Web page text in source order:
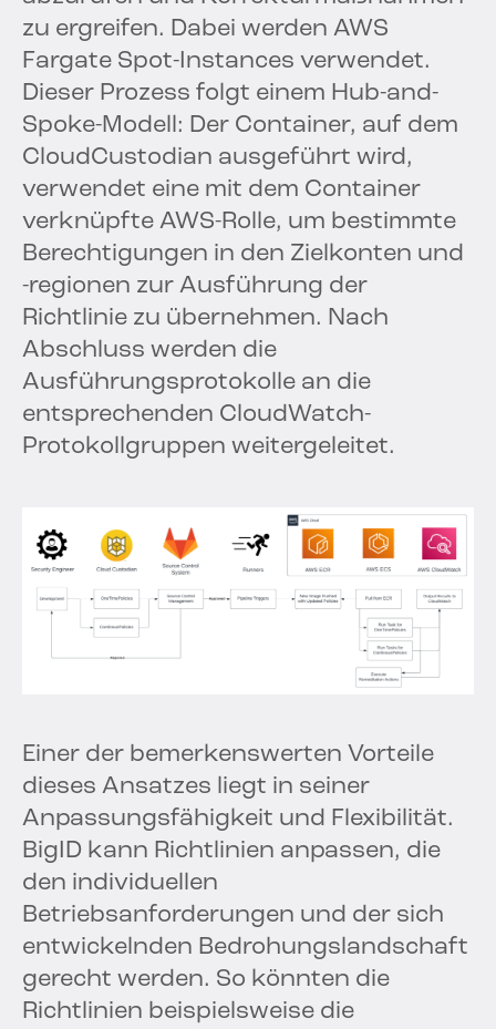
zu ergreifen. Dabei werden AWS
Fargate Spot-Instances verwendet.
Dieser Prozess folgt einem Hub-and-
Spoke-Modell: Der Container, auf dem
CloudCustodian ausgeführt wird,
verwendet eine mit dem Container
verknüpfte AWS-Rolle, um bestimmte
Berechtigungen in den Zielkonten und
-regionen zur Ausführung der
Richtlinie zu übernehmen. Nach
Abschluss werden die
Ausführungsprotokolle an die
entsprechenden CloudWatch-
Protokollgruppen weitergeleitet.
Einer der bemerkenswerten Vorteile
dieses Ansatzes liegt in seiner
Anpassungsfähigkeit und Flexibilität.
BigID kann Richtlinien anpassen, die
den individuellen
Betriebsanforderungen und der sich
entwickelnden Bedrohungslandschaft
gerecht werden. So könnten die
Richtlinien beispielsweise die